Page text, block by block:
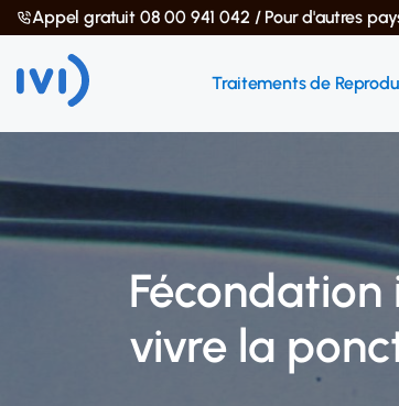
Appel gratuit 08 00 941 042 / Pour d'autres
Traitements de
Fécondation
vivre la